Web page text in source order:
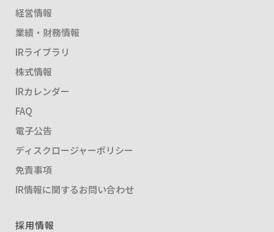
経営情報
業績・財務情報
IRライブラリ
株式情報
IRカレンダー
FAQ
電子公告
ディスクロージャーポリシー
免責事項
IR情報に関するお問い合わせ
採用情報